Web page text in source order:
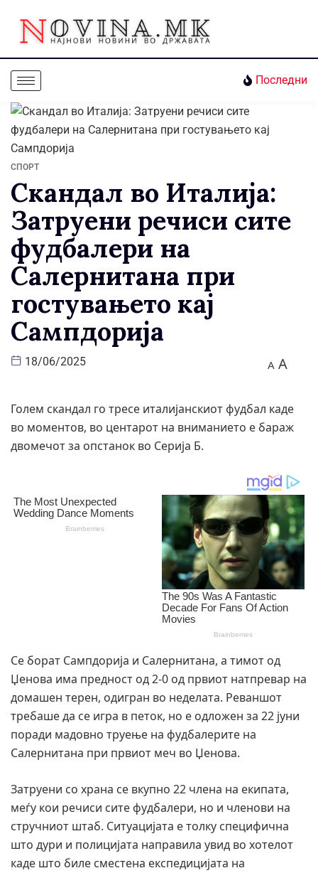
Последни
СПОРТ
Скандал во Италија:
Затруени речиси сите
фудбалери на
Салернитана при
гостувањето кај
Сампдорија
18/06/2025 A A
Голем скандал го тресе италијанскиот фудбал каде
во моментов, во центарот на вниманието е бараж
двомечот за опстанок во Серија Б.
Се борат Сампдорија и Салернитана, а тимот од
Џенова има предност од 2-0 од првиот натпревар на
домашен терен, одигран во неделата. Реваншот
требаше да се игра в петок, но е одложен за 22 јуни
поради мадовно труење на фудбалерите на
Салернитана при првиот меч во Џенова.
Затруени со храна се вкупно 22 члена на екипата,
меѓу кои речиси сите фудбалери, но и членови на
стручниот штаб. Ситуацијата е толку специфична
што дури и полицијата направила увид во хотелот
каде што биле сместена експедицијата на